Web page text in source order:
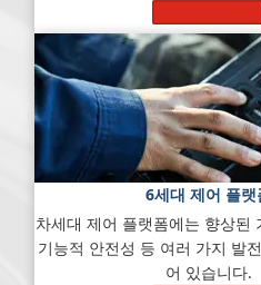
6세대 제어 플랫
차세대 제어 플랫폼에는 향상된
기능적 안전성 등 여러 가지 발
어 있습니다.